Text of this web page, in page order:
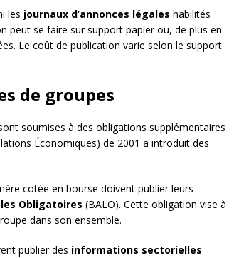
les journaux d’annonces légales habilités
peut se faire sur support papier ou, de plus en
Le coût de publication varie selon le support
de groupes
soumises à des obligations supplémentaires
Économiques) de 2001 a introduit des
cotée en bourse doivent publier leurs
Obligatoires (BALO). Cette obligation vise à
dans son ensemble.
publier des informations sectorielles